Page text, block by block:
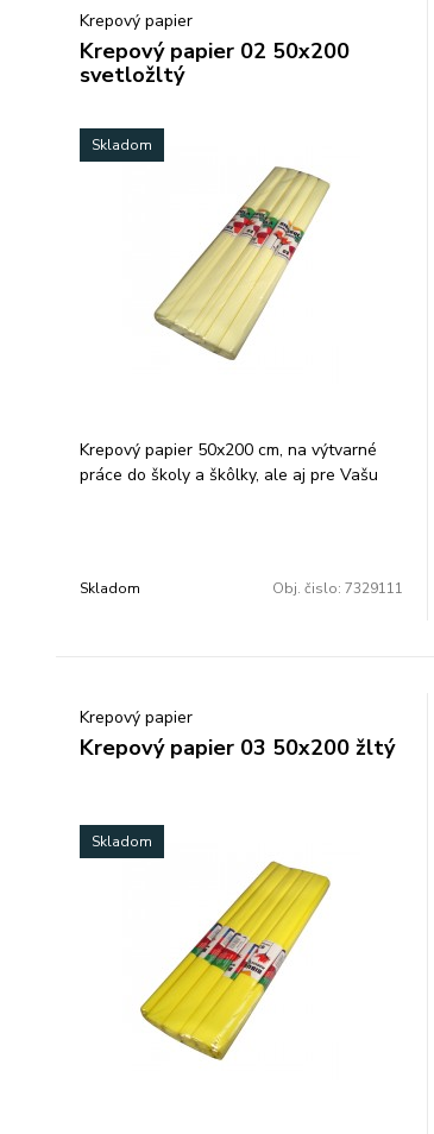
Krepový papier
Krepový papier 02 50x200
svetložltý
Skladom
Krepový papier 50x200 cm, na výtvarné
práce do školy a škôlky, ale aj pre Vašu
Skladom Obj. čislo: 7329111
Krepový papier
Krepový papier 03 50x200 žltý
Skladom